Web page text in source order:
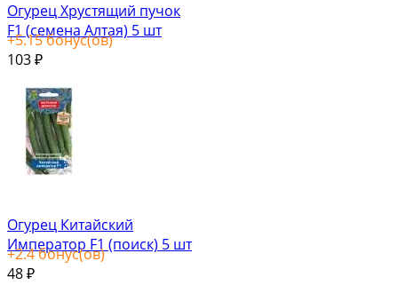
Огурец Хрустящий пучок
F1 (семена Алтая) 5 шт
+5.15бонус(ов)
103 ₽
Огурец Китайский
Император F1 (поиск) 5 шт
+2.4бонус(ов)
48 ₽